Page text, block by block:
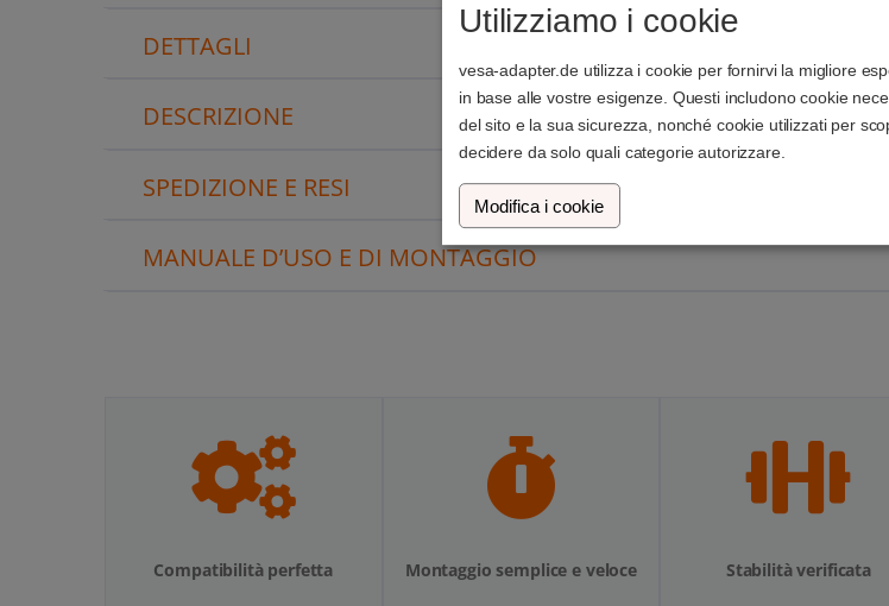
DETTAGLI
DESCRIZIONE
SPEDIZIONE E RESI
MANUALE D’USO E DI MONTAGGIO
Compatibilità perfetta Montaggio semplice e veloce Stabilità verificata
Utilizziamo i cookie
vesa-adapter.de utilizza i cookie per fornirvi la migliore
in base alle vostre esigenze. Questi includono cookie
del sito e la sua sicurezza, nonché cookie utilizzati per
decidere da solo quali categorie autorizzare.
Modifica i cookie